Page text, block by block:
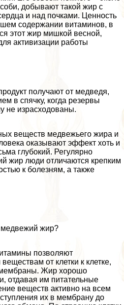
добывают такой жир с
и над почками. Ценность
содержании витаминов, в
этот жир мишкой весной,
активизации работы
получают от медведя,
в спячку, когда резервы
не израсходованы.
веществ медвежьего жира и
оказывают эффект хоть и
глубокий. Регулярно
жир люди отличаются крепким
к болезням, а также
медвежий жир?
позволяют
от клетки к клетке,
мембраны. Жир хорошо
отдавая им питательные
веществ активно на всем
их в мембрану до